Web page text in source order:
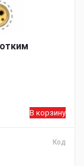
В корзину
Код